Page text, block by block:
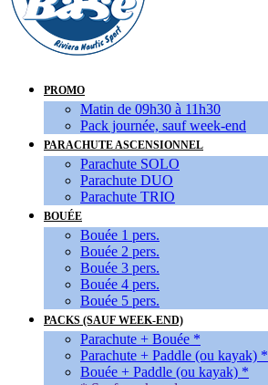
PROMO
Matin de 09h30 à 11h30
Pack journée, sauf week-end
PARACHUTE ASCENSIONNEL
Parachute SOLO
Parachute DUO
Parachute TRIO
BOUÉE
Bouée 1 pers.
Bouée 2 pers.
Bouée 3 pers.
Bouée 4 pers.
Bouée 5 pers.
PACKS (SAUF WEEK-END)
Parachute + Bouée *
Parachute + Paddle (ou kayak) *
Bouée + Paddle (ou kayak) *